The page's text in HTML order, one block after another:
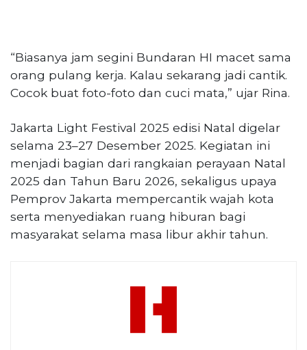
“Biasanya jam segini Bundaran HI macet sama
orang pulang kerja. Kalau sekarang jadi cantik.
Cocok buat foto-foto dan cuci mata,” ujar Rina.
Jakarta Light Festival 2025 edisi Natal digelar
selama 23–27 Desember 2025. Kegiatan ini
menjadi bagian dari rangkaian perayaan Natal
2025 dan Tahun Baru 2026, sekaligus upaya
Pemprov Jakarta mempercantik wajah kota
serta menyediakan ruang hiburan bagi
masyarakat selama masa libur akhir tahun.